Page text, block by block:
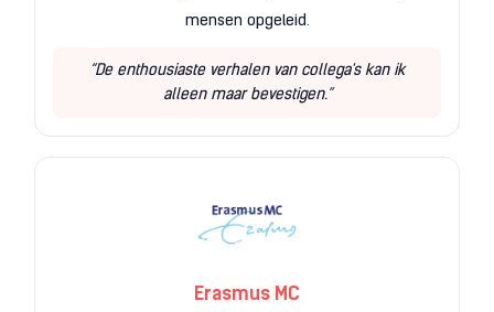
mensen opgeleid.
“De enthousiaste verhalen van collega's kan ik
alleen maar bevestigen.”
Erasmus MC